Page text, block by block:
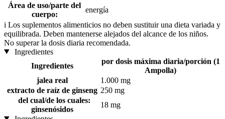
Área de uso/parte del
cuerpo:
energía
i Los suplementos alimenticios no deben sustituir una dieta variada y
equilibrada. Deben mantenerse alejados del alcance de los niños.
No superar la dosis diaria recomendada.
Ingredientes
Ingredientes
por dosis máxima diaria/porción (1
Ampolla)
jalea real
1.000 mg
extracto de raíz de ginseng 250 mg
del cual/de los cuales:
ginsenósidos
18 mg